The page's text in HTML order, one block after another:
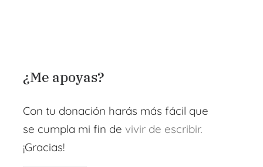
¿Me apoyas?
Con tu donación harás más fácil que
se cumpla mi fin de vivir de escribir.
¡Gracias!